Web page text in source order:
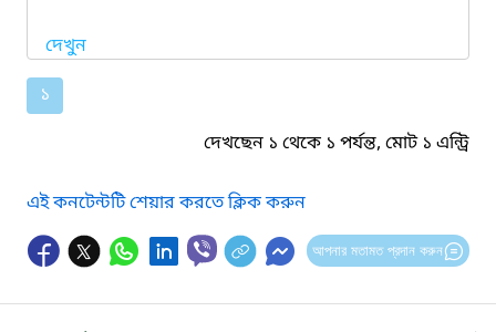
দেখুন
১
দেখছেন ১ থেকে ১ পর্যন্ত, মোট ১ এন্ট্রি
এই কনটেন্টটি শেয়ার করতে ক্লিক করুন
আপনার মতামত প্রদান করুন